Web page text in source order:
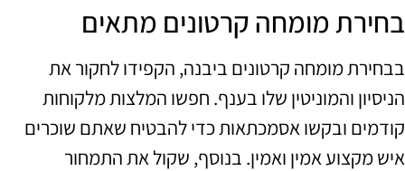
בחירת מומחה קרטונים מתאים
בבחירת מומחה קרטונים ביבנה, הקפידו לחקור את
הניסיון והמוניטין שלו בענף. חפשו המלצות מלקוחות
קודמים ובקשו אסמכתאות כדי להבטיח שאתם שוכרים
איש מקצוע אמין ואמין. בנוסף, שקול את התמחור